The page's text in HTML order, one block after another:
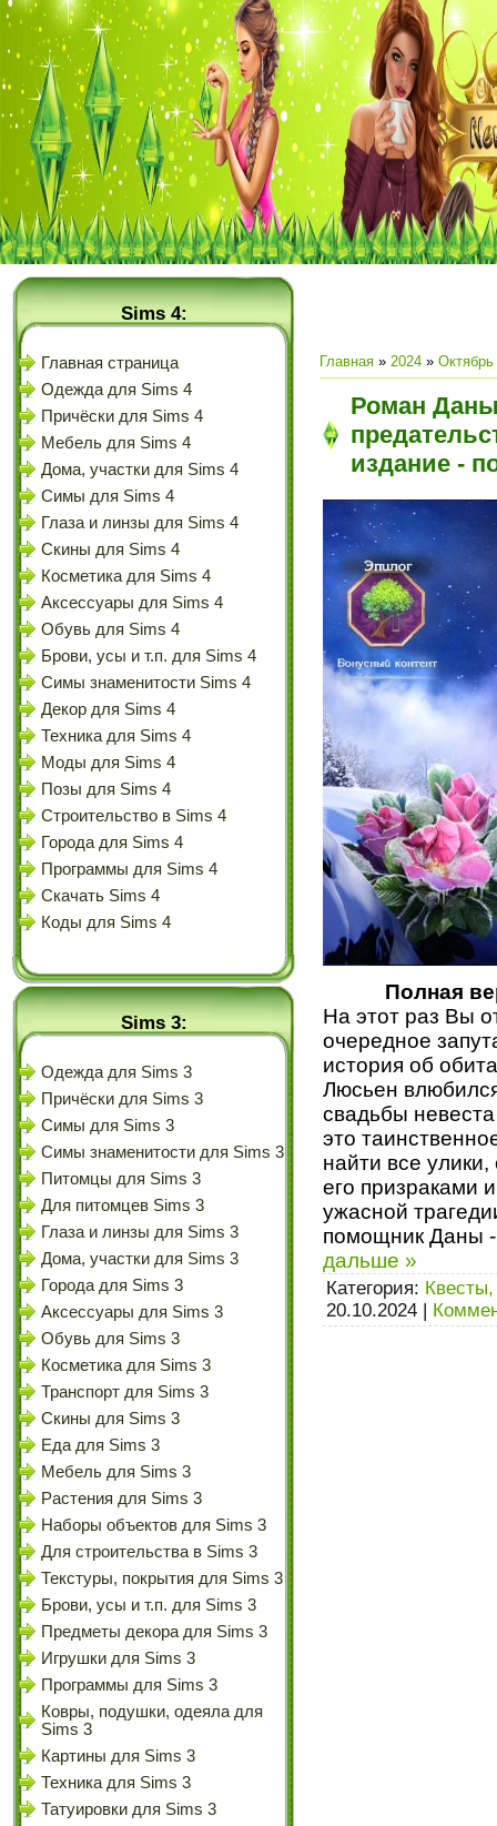
Sims 4:
Главная страница
Одежда для Sims 4
Причёски для Sims 4
Мебель для Sims 4
Дома, участки для Sims 4
Симы для Sims 4
Глаза и линзы для Sims 4
Скины для Sims 4
Косметика для Sims 4
Аксессуары для Sims 4
Обувь для Sims 4
Брови, усы и т.п. для Sims 4
Симы знаменитости Sims 4
Декор для Sims 4
Техника для Sims 4
Моды для Sims 4
Позы для Sims 4
Строительство в Sims 4
Города для Sims 4
Программы для Sims 4
Скачать Sims 4
Коды для Sims 4
Sims 3:
Одежда для Sims 3
Причёски для Sims 3
Симы для Sims 3
Симы знаменитости для Sims 3
Питомцы для Sims 3
Для питомцев Sims 3
Глаза и линзы для Sims 3
Дома, участки для Sims 3
Города для Sims 3
Аксессуары для Sims 3
Обувь для Sims 3
Косметика для Sims 3
Транспорт для Sims 3
Скины для Sims 3
Еда для Sims 3
Мебель для Sims 3
Растения для Sims 3
Наборы объектов для Sims 3
Для строительства в Sims 3
Текстуры, покрытия для Sims 3
Брови, усы и т.п. для Sims 3
Предметы декора для Sims 3
Игрушки для Sims 3
Программы для Sims 3
Ковры, подушки, одеяла для
Sims 3
Картины для Sims 3
Техника для Sims 3
Татуировки для Sims 3
Главная » 2024 » Октябрь
Роман
издание -
Полная
На этот раз Вы
очередное
история об
Люсьен
свадьбы
это
найти все
его призраками
ужасной
помощник Даны
дальше »
Категория:
20.10.2024 |